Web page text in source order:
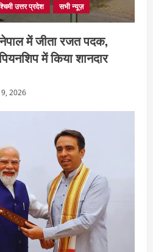
उत्तर प्रदेश सभी न्यूज़
में जीता रजत पदक,
में किया शानदार
9, 2026